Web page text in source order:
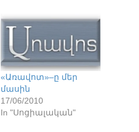
«Առավոտ»–ը մեր
մասին
17/06/2010
In "Սոցիալական"